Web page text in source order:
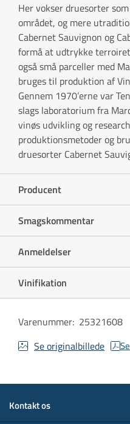
Her vokser druesorter
området, og mere
Cabernet Sauvignon og
formå at udtrykke
også små parceller med
bruges til produktion af
Gennem 1970’erne var
slags laboratorium fra
vinøs udvikling og
produktionsmetoder og
druesorter Cabernet
Producent
Smagskommentar
Anmeldelser
Vinifikation
Varenummer: 25321608
Se originalbillede
Kontakt os